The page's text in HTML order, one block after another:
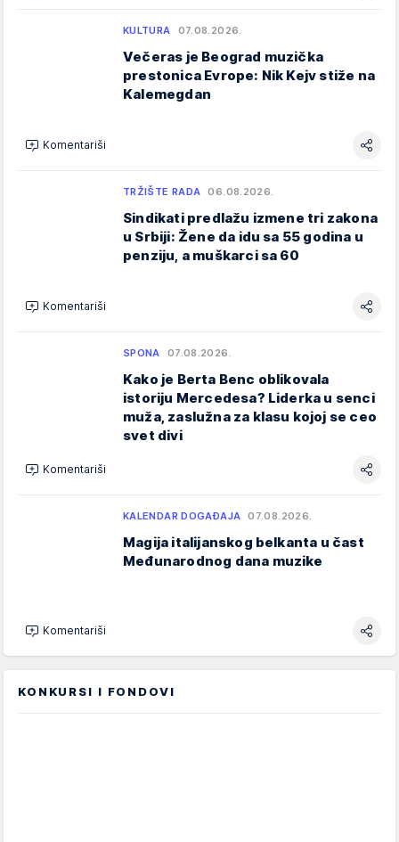
KULTURA 07.08.2026.
Večeras je Beograd muzička
prestonica Evrope: Nik Kejv stiže na
Kalemegdan
Komentariši
TRŽIŠTE RADA 06.08.2026.
Sindikati predlažu izmene tri zakona
u Srbiji: Žene da idu sa 55 godina u
penziju, a muškarci sa 60
Komentariši
SPONA 07.08.2026.
Kako je Berta Benc oblikovala
istoriju Mercedesa? Liderka u senci
muža, zaslužna za klasu kojoj se ceo
svet divi
Komentariši
KALENDAR DOGAĐAJA 07.08.2026.
Magija italijanskog belkanta u čast
Međunarodnog dana muzike
Komentariši
KONKURSI I FONDOVI